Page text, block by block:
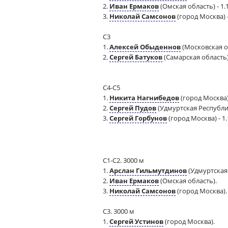
2. Иван Ермаков(Омская область) -
3. Николай Самсонов(город Москва)
С3
1.Алексей Обыденнов(Московская
2.Сергей Батуков(Самарская
С4-С5
1. Никита Нагнибедов(город
2.Сергей Пудов(Удмуртская
3.Сергей Горбунов(город Москва) -
С1-С2. 3000 м
1.Арслан Гильмутдинов
2. Иван Ермаков(Омская область).
3. Николай Самсонов(город Москва).
С3. 3000 м
1.Сергей Устинов(город Москва).